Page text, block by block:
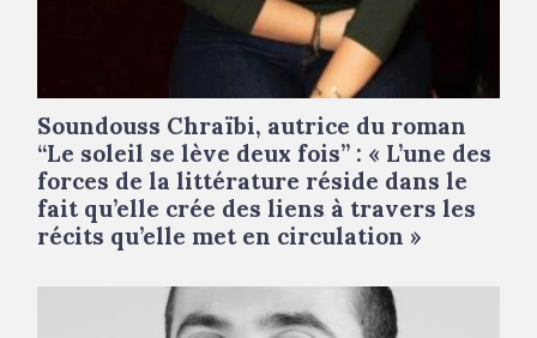
Soundouss Chraïbi, autrice du roman
“Le soleil se lève deux fois” : « L’une des
forces de la littérature réside dans le
fait qu’elle crée des liens à travers les
récits qu’elle met en circulation »